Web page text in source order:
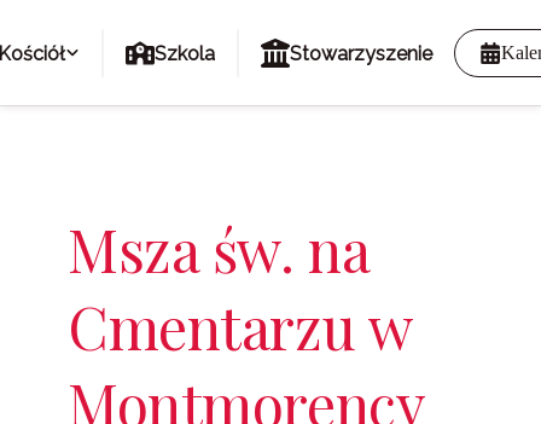
Szkola Stowarzyszenie
Msza św. na
Cmentarzu w
Montmorency